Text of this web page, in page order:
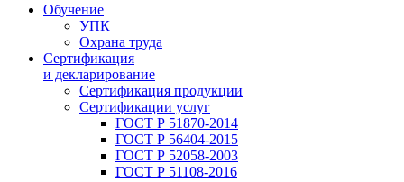
Обучение
УПК
Охрана труда
Сертификация
и декларирование
Сертификация продукции
Сертификации услуг
ГОСТ Р 51870-2014
ГОСТ Р 56404-2015
ГОСТ Р 52058-2003
ГОСТ Р 51108-2016